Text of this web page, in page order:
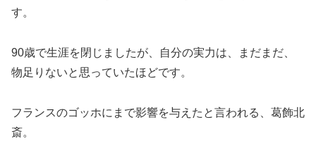
す。
90歳で生涯を閉じましたが、自分の実力は、まだまだ、
物足りないと思っていたほどです。
フランスのゴッホにまで影響を与えたと言われる、葛飾北
斎。